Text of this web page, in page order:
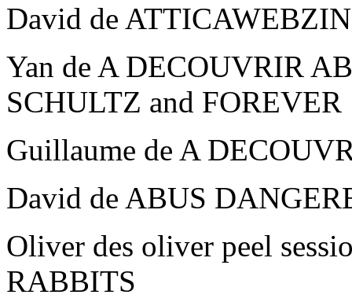
David de
Yan de A DECOUVRIR
SCHULTZ and FOREVER
Guillaume de A
David de ABUS
Oliver des oliver peel
RABBITS